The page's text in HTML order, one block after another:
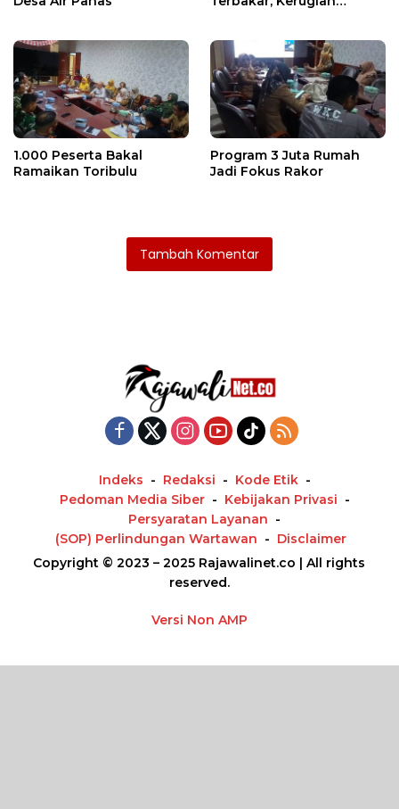
1.000 Peserta Bakal
Ramaikan Toribulu
Program 3 Juta Rumah
Jadi Fokus Rakor
Tambah Komentar
Indeks Redaksi
Kode Etik
Pedoman Media Siber
Kebijakan Privasi
Persyaratan Layanan
(SOP) Perlindungan Wartawan
Disclaimer
Copyright © 2023 – 2025 Rajawalinet.co | All rights
reserved.
Versi Non AMP